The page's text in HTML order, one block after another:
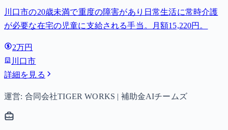
川口市の20歳未満で重度の障害があり日常生活に常時介護
が必要な在宅の児童に支給される手当。月額15,220円。
2万円
川口市
詳細を見る
運営: 合同会社TIGER WORKS | 補助金AIチームズ